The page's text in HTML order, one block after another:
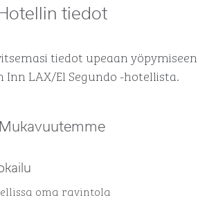
tiedot
tiedot upeaan yöpymiseen
Inn LAX/El Segundo -hotellista.
Mukavuutemme
oma ravintola